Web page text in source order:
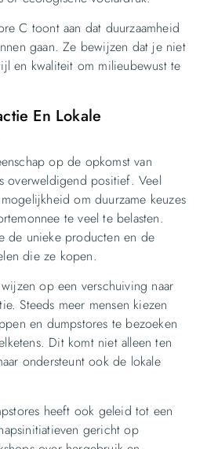
C toont aan dat duurzaamheid
gaan. Ze bewijzen dat je niet
en kwaliteit om milieubewust te
En Lokale
op de opkomst van
overweldigend positief. Veel
om duurzame keuzes
te veel te belasten.
de unieke producten en de
die ze kopen.
op een verschuiving naar
Steeds meer mensen kiezen
en dumpstores te bezoeken
Dit komt niet alleen ten
ondersteunt ook de lokale
heeft ook geleid tot een
gericht op